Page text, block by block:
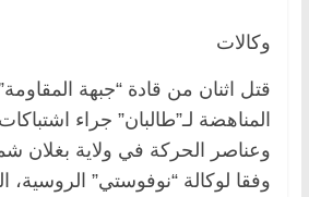
وكالات
قتل اثنان من قادة “جبهة المقاومة”
المناهضة لـ”طالبان” جراء
وعناصر الحركة في ولاية بغلان
وفقا لوكالة “نوفوستي” الروسية،